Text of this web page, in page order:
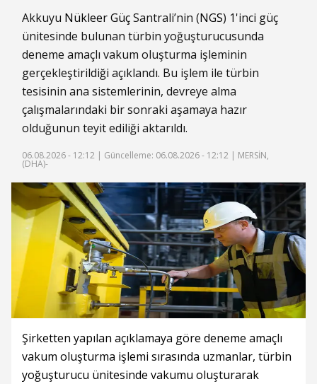
Akkuyu NükleerGüçSantrali’nin (NGS) 1'inci güç
ünitesinde bulunan türbin yoğuşturucusunda
deneme amaçlı vakum oluşturma işleminin
gerçekleştirildiği açıklandı. Bu işlem ile türbin
tesisinin ana sistemlerinin, devreye alma
çalışmalarındaki bir sonraki aşamaya hazır
olduğunun teyit ediliği aktarıldı.
06.08.2026 - 12:12 | Güncelleme: 06.08.2026 - 12:12 | MERSİN,
(DHA)-
Şirketten yapılan açıklamaya göre deneme amaçlı
vakum oluşturma işlemi sırasında uzmanlar, türbin
yoğuşturucu ünitesinde vakumu oluşturarak